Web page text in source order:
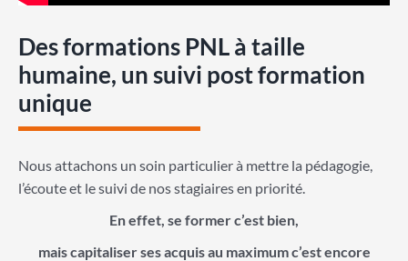
Des formations PNL à taille
humaine, un suivi post formation
unique
Nous attachons un soin particulier à mettre la pédagogie,
l’écoute et le suivi de nos stagiaires en priorité.
En effet, se former c’est bien,
mais capitaliser ses acquis au maximum c’est encore